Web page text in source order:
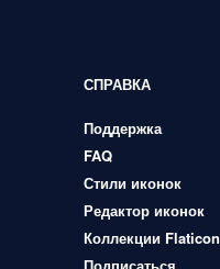
СПРАВКА
Поддержка
FAQ
Стили иконок
Редактор иконок
Коллекции Flaticon